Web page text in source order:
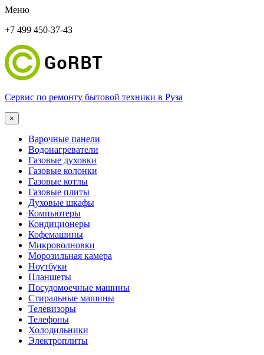
Меню
+7 499 450-37-43
Сервис по ремонту бытовой техники в Руза
×
Варочные панели
Водонагреватели
Газовые духовки
Газовые колонки
Газовые котлы
Газовые плиты
Духовые шкафы
Компьютеры
Кондиционеры
Кофемашины
Микроволновки
Морозильная камера
Ноутбуки
Планшеты
Посудомоечные машины
Стиральные машины
Телевизоры
Телефоны
Холодильники
Электроплиты